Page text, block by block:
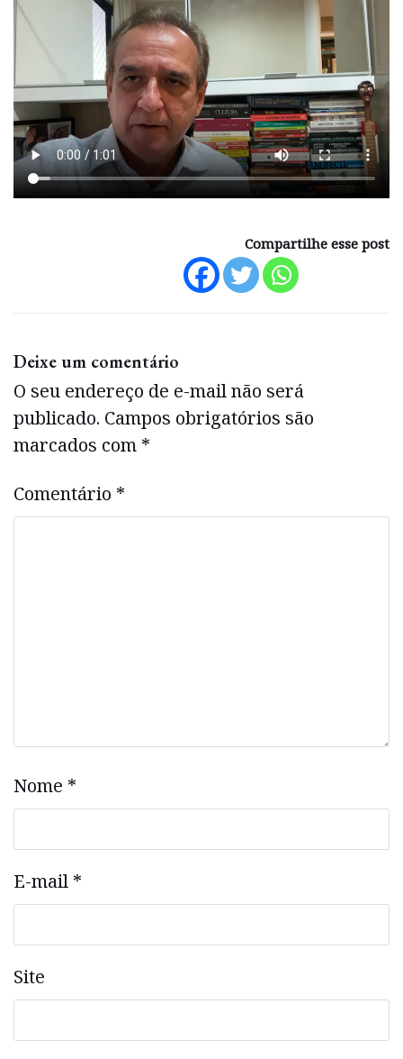
Compartilhe esse post
Deixe um comentário
O seu endereço de e-mail não será
publicado. Campos obrigatórios são
marcados com *
Comentário *
Nome *
E-mail *
Site